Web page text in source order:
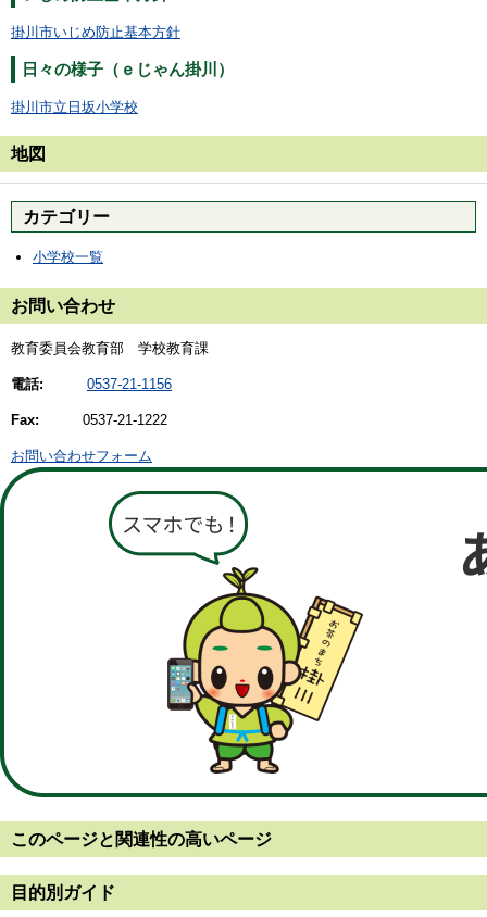
掛川市いじめ防止基本方針
日々の様子（ｅじゃん掛川）
掛川市立日坂小学校
地図
カテゴリー
小学校一覧
お問い合わせ
教育委員会教育部 学校教育課
電話: 0537-21-1156
Fax: 0537-21-1222
お問い合わせフォーム
このページと 関連性の高いページ
目的別ガイド